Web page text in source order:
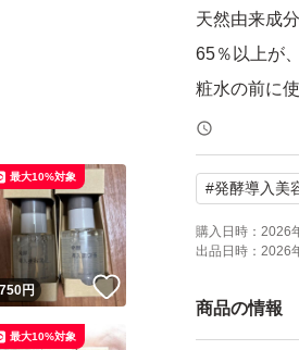
天然由来成
65％以上が
粧水の前に
な肌に整え
アルコール
済み(すべて
ティンギン
起きないわ
分を含みます
#発酵導入美
購入日時： 2026
出品日時： 2026
商品の情報
！
円
最大10%対象
最大10%対象